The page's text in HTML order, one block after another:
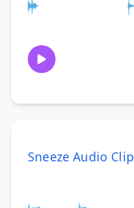
Sneeze Audio Clip